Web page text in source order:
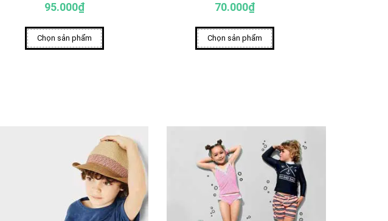
95.000₫
Chọn sản phẩm
70.000₫
Chọn sản phẩm